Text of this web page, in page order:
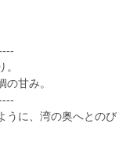
甘み。
うに、湾の奥へとのび